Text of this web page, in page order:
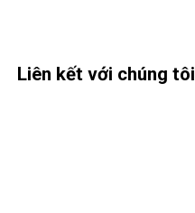
Liên kết với chúng tôi